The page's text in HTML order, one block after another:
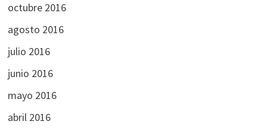
octubre 2016
agosto 2016
julio 2016
junio 2016
mayo 2016
abril 2016